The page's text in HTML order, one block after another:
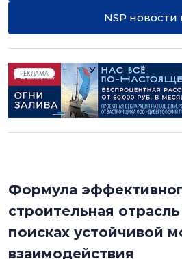
NSP новости
РЕКЛАМА
Формула
строительная
поисках устойчивой
взаимодействия